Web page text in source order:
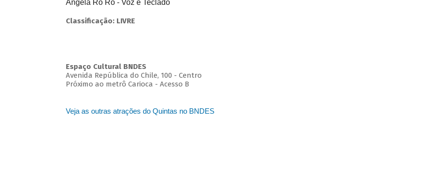
Angela Ro Ro - Voz e Teclado
Classificação: LIVRE
Espaço Cultural BNDES
Avenida República do Chile, 100 - Centro
Próximo ao metrô Carioca - Acesso B
Veja as outras atrações do Quintas no BNDES